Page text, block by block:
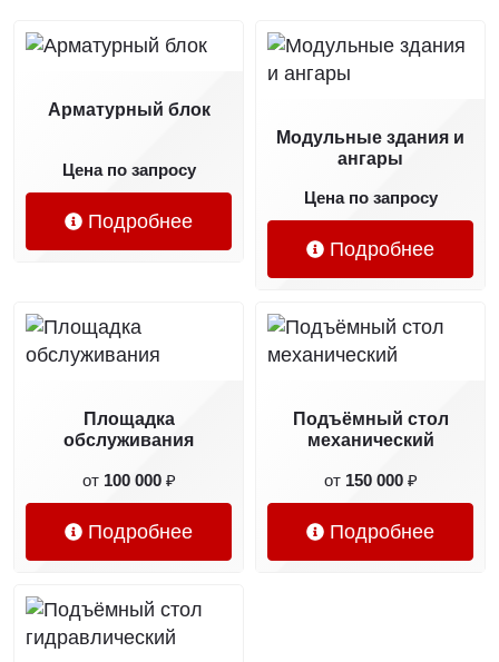
Арматурный блок
Цена по запросу
Подробнее
Модульные здания и
ангары
Цена по запросу
Подробнее
Площадка
обслуживания
от 100 000₽
Подробнее
Подъёмный стол
механический
от 150 000₽
Подробнее